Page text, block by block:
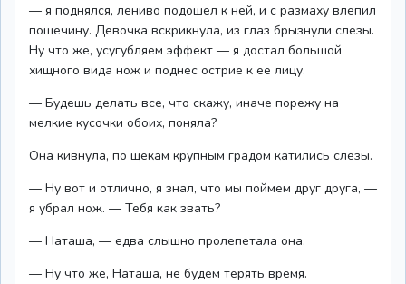
— я поднялся, лениво подошел к ней, и с размаху влепил
пощечину. Девочка вскрикнула, из глаз брызнули слезы.
Ну что же, усугубляем эффект — я достал большой
хищного вида нож и поднес острие к ее лицу.
— Будешь делать все, что скажу, иначе порежу на
мелкие кусочки обоих, поняла?
Она кивнула, по щекам крупным градом катились слезы.
— Ну вот и отлично, я знал, что мы поймем друг друга, —
я убрал нож. — Тебя как звать?
— Наташа, — едва слышно пролепетала она.
— Ну что же, Наташа, не будем терять время.